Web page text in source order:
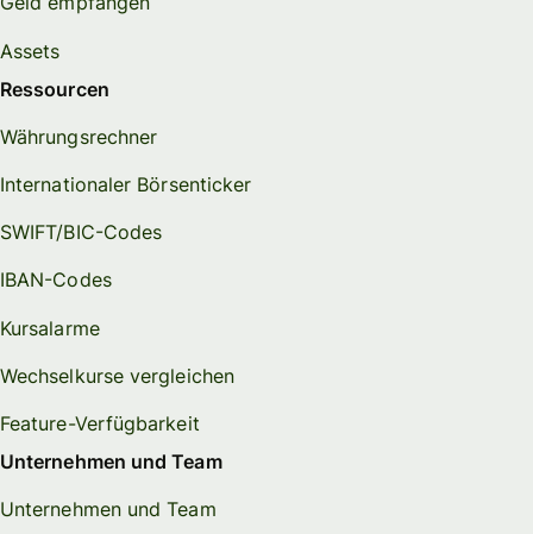
Assets
Ressourcen
Währungsrechner
Internationaler Börsenticker
SWIFT/BIC-Codes
IBAN-Codes
Kursalarme
Wechselkurse vergleichen
Feature-Verfügbarkeit
Unternehmen und Team
Unternehmen und Team